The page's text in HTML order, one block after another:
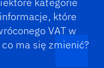
które
VAT w
ma się zmienić?